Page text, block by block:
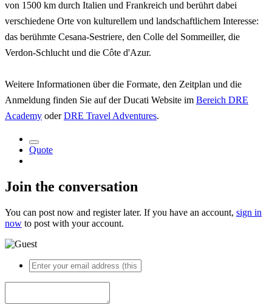
von 1500 km durch Italien und Frankreich und berührt dabei
verschiedene Orte von kulturellem und landschaftlichem Interesse:
das berühmte Cesana-Sestriere, den Colle del Sommeiller, die
Verdon-Schlucht und die Côte d'Azur.
Weitere Informationen über die Formate, den Zeitplan und die
Anmeldung finden Sie auf der Ducati Website im Bereich DRE
Academy oderDRE Travel Adventures.
Quote
Join the conversation
You can post now and register later. If you have an account, sign in
now to post with your account.